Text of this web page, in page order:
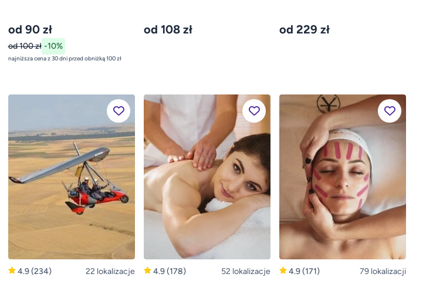
od 90 zł
od 100 zł -10%
najniższa cena z 30 dni przed obniżką 100 zł
od 108 zł od 229 zł
4.9(234) 22 lokalizacje 4.9(178) 52 lokalizacje 4.9(171) 79 lokalizacji